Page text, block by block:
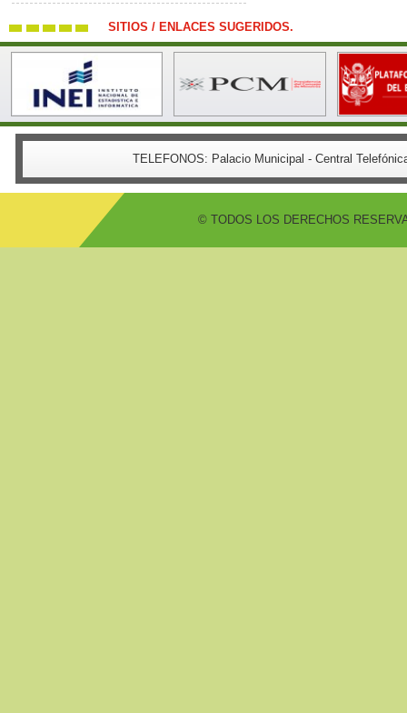
SITIOS / ENLACES SUGERIDOS.
TELEFONOS: Palacio Municipal - Central
© TODOS LOS DERECHOS